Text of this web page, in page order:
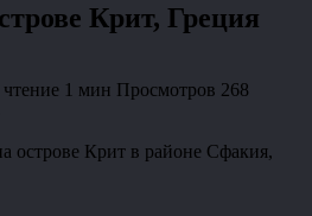
Крит, Греция
1 мин Просмотров 268
острове Крит в районе Сфакия,